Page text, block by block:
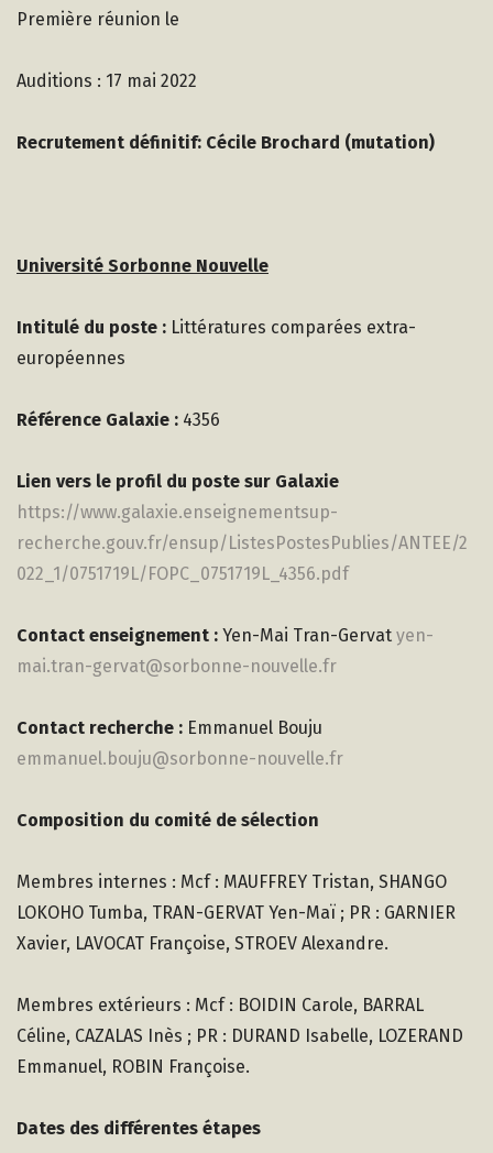
Première réunion le
Auditions : 17 mai 2022
Recrutement définitif: Cécile Brochard (mutation)
Université Sorbonne Nouvelle
Intitulé du poste : Littératures comparées extra-
européennes
Référence Galaxie : 4356
Lien vers le profil du poste sur Galaxie
https://www.galaxie.enseignementsup-
recherche.gouv.fr/ensup/ListesPostesPublies/ANTEE/2
022_1/0751719L/FOPC_0751719L_4356.pdf
Contact enseignement : Yen-Mai Tran-Gervat yen-
mai.tran-gervat@sorbonne-nouvelle.fr
Contact recherche : Emmanuel Bouju
emmanuel.bouju@sorbonne-nouvelle.fr
Composition du comité de sélection
Membres internes : Mcf : MAUFFREY Tristan, SHANGO
LOKOHO Tumba, TRAN-GERVAT Yen-Maï ; PR : GARNIER
Xavier, LAVOCAT Françoise, STROEV Alexandre.
Membres extérieurs : Mcf : BOIDIN Carole, BARRAL
Céline, CAZALAS Inès ; PR : DURAND Isabelle, LOZERAND
Emmanuel, ROBIN Françoise.
Dates des différentes étapes